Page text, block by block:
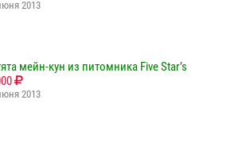
2013
мейн-кун из питомника Five Star’s
2013